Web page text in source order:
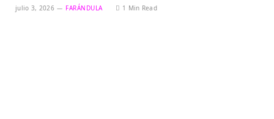
julio 3, 2026 FARÁNDULA 1 Min Read